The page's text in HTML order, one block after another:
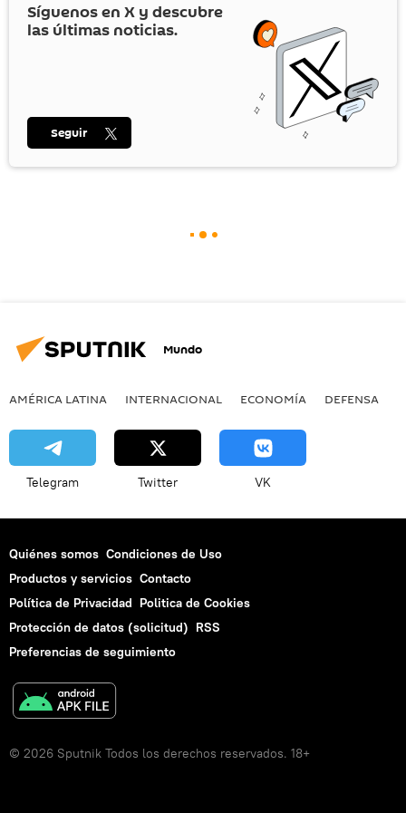
Síguenos en X y descubre
las últimas noticias.
Seguir
Mundo
AMÉRICA LATINA INTERNACIONAL ECONOMÍA DEFENSA
Telegram Twitter VK
Quiénes somos Condiciones de Uso
Productos y servicios Contacto
Política de Privacidad Politica de Cookies
Protección de datos (solicitud) RSS
Preferencias de seguimiento
© 2026 Sputnik Todos los derechos reservados. 18+